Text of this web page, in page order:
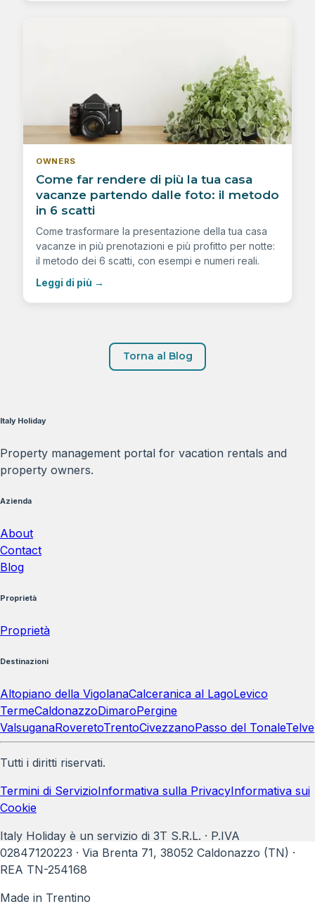
OWNERS
Come far rendere di più la tua casa
vacanze partendo dalle foto: il metodo
in 6 scatti
Come trasformare la presentazione della tua casa
vacanze in più prenotazioni e più profitto per notte:
il metodo dei 6 scatti, con esempi e numeri reali.
Leggi di più →
Torna al Blog
Italy Holiday
Property management portal for vacation rentals and
property owners.
Azienda
About
Contact
Blog
Proprietà
Proprietà
Destinazioni
Altopiano della VigolanaCalceranica al LagoLevico
TermeCaldonazzoDimaroPergine
ValsuganaRoveretoTrentoCivezzanoPasso del TonaleTelve
Tutti i diritti riservati.
Termini di ServizioInformativa sulla PrivacyInformativa sui
Cookie
Italy Holiday è un servizio di 3T S.R.L. · P.IVA
02847120223 · Via Brenta 71, 38052 Caldonazzo (TN) ·
REA TN-254168
Made in Trentino